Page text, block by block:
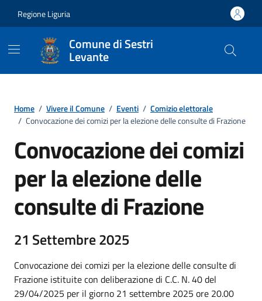
Regione Liguria
Comune di Sestri
Levante
Home / Vivere il Comune / Eventi / Comizio elettorale
/ Convocazione dei comizi per la elezione delle consulte di Frazione
Convocazione dei comizi
per la elezione delle
consulte di Frazione
21 Settembre 2025
Convocazione dei comizi per la elezione delle consulte di
Frazione istituite con deliberazione di C.C. N. 40 del
29/04/2025 per il giorno 21 settembre 2025 ore 20.00